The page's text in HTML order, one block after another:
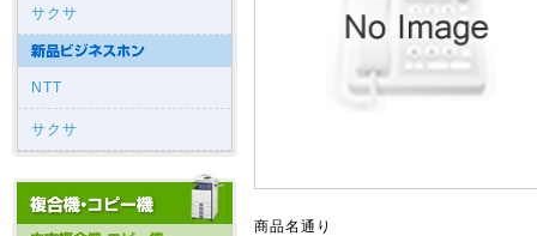
サクサ
NTT
サクサ
商品名通り